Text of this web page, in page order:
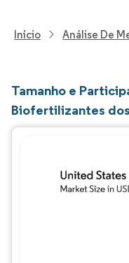
Início Análise De
Tamanho e
Biofertilizantes